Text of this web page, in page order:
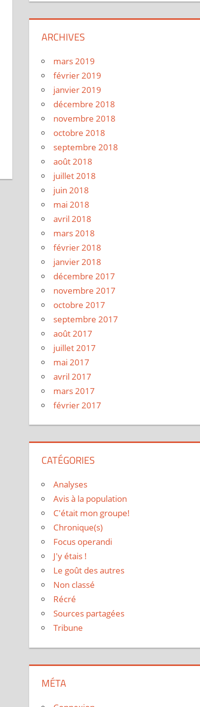
ARCHIVES
mars 2019
février 2019
janvier 2019
décembre 2018
novembre 2018
octobre 2018
septembre 2018
août 2018
juillet 2018
juin 2018
mai 2018
avril 2018
mars 2018
février 2018
janvier 2018
décembre 2017
novembre 2017
octobre 2017
septembre 2017
août 2017
juillet 2017
mai 2017
avril 2017
mars 2017
février 2017
CATÉGORIES
Analyses
Avis à la population
C'était mon groupe!
Chronique(s)
Focus operandi
J'y étais !
Le goût des autres
Non classé
Récré
Sources partagées
Tribune
MÉTA